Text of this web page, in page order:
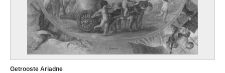
Getrooste Ariadne